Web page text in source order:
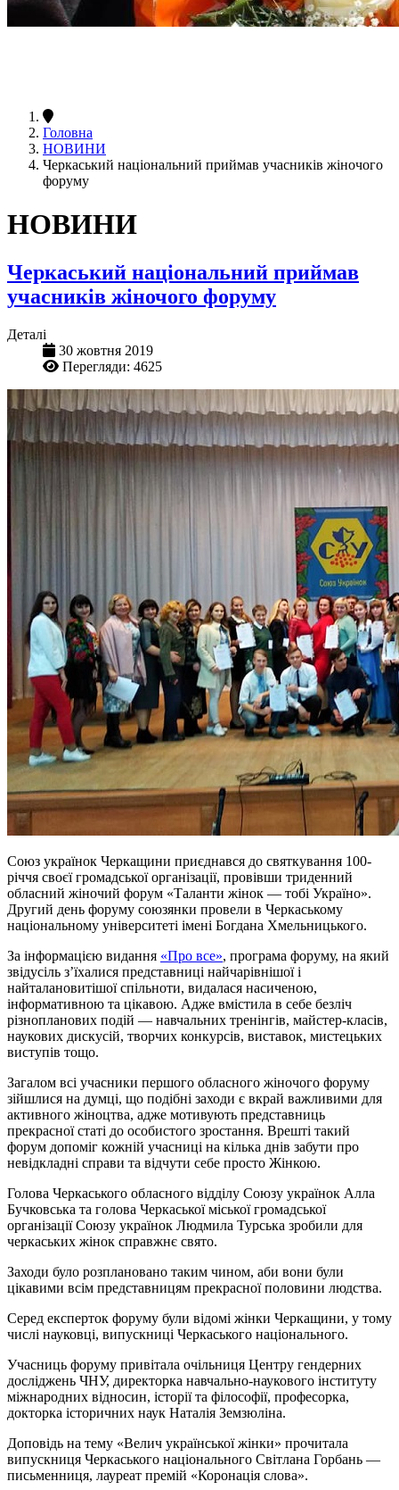
Головна
НОВИНИ
Черкаський національний приймав учасників жіночого
форуму
НОВИНИ
Черкаський національний приймав
учасників жіночого форуму
Деталі
30 жовтня 2019
Перегляди: 4625
Союз українок Черкащини приєднався до святкування 100-
річчя своєї громадської організації, провівши триденний
обласний жіночий форум «Таланти жінок — тобі Україно».
Другий день форуму союзянки провели в Черкаському
національному університеті імені Богдана Хмельницького.
За інформацією видання «Про все», програма форуму, на який
звідусіль з’їхалися представниці найчарівнішої і
найталановитішої спільноти, видалася насиченою,
інформативною та цікавою. Адже вмістила в себе безліч
різнопланових подій — навчальних тренінгів, майстер-класів,
наукових дискусій, творчих конкурсів, виставок, мистецьких
виступів тощо.
Загалом всі учасники першого обласного жіночого форуму
зійшлися на думці, що подібні заходи є вкрай важливими для
активного жіноцтва, адже мотивують представниць
прекрасної статі до особистого зростання. Врешті такий
форум допоміг кожній учасниці на кілька днів забути про
невідкладні справи та відчути себе просто Жінкою.
Голова Черкаського обласного відділу Союзу українок Алла
Бучковська та голова Черкаської міської громадської
організації Союзу українок Людмила Турська зробили для
черкаських жінок справжнє свято.
Заходи було розплановано таким чином, аби вони були
цікавими всім представницям прекрасної половини людства.
Серед експерток форуму були відомі жінки Черкащини, у тому
числі науковці, випускниці Черкаського національного.
Учасниць форуму привітала очільниця Центру гендерних
досліджень ЧНУ, директорка навчально-наукового інституту
міжнародних відносин, історії та філософії, професорка,
докторка історичних наук Наталія Земзюліна.
Доповідь на тему «Велич української жінки» прочитала
випускниця Черкаського національного Світлана Горбань —
письменниця, лауреат премій «Коронація слова».